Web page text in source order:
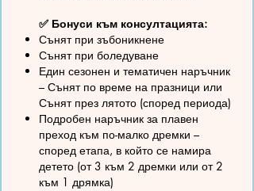
✅ Бонуси към консултацията:
Сънят при зъбоникнене
Сънят при боледуване
Един сезонен и тематичен наръчник
– Сънят по време на празници или
Сънят през лятото (според периода)
Подробен наръчник за плавен
преход към по-малко дремки –
според етапа, в който се намира
детето (от 3 към 2 дремки или от 2
към 1 дрямка)